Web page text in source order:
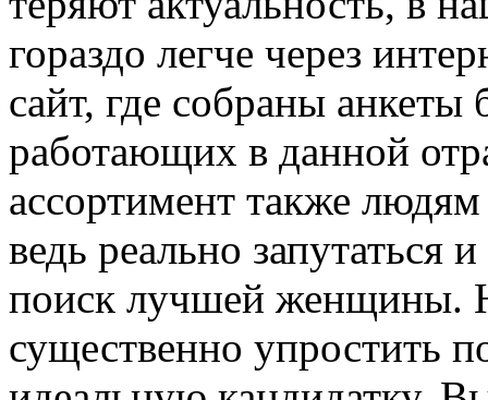
гораздо легче через
сайт, где собраны
работающих в данной
ассортимент также
ведь реально запутаться
поиск лучшей женщины.
существенно упростить